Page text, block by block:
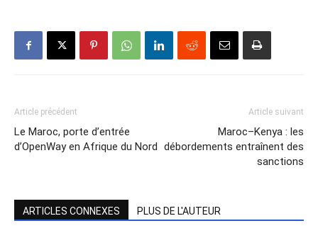
Article précédent
Le Maroc, porte d’entrée
d’OpenWay en Afrique du Nord
Article suivant
Maroc–Kenya : les
débordements entraînent des
sanctions
ARTICLES CONNEXES PLUS DE L'AUTEUR